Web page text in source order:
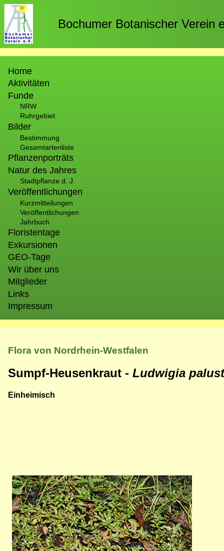
Direkt
zum
Inhalt
Bochumer Botanischer Verein
Home
Aktivitäten
Funde
NRW
Ruhrgebiet
Bilder
Bestimmung
Gesamtartenliste
Pflanzenporträts
Natur des Jahres
Stadtpflanze d. J.
Veröffentlichungen
Kurzmitteilungen
Veröffentlichungen
Jahrbuch
Floristentage
Exkursionen
GEO-Tage
Wir über uns
Mitglieder
Links
Impressum
Flora von Nordrhein-Westfalen
Sumpf-Heusenkraut - Ludwigia
Einheimisch
Bild